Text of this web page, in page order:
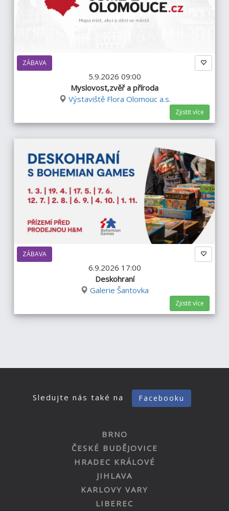
ZÁBAVA
5.9.2026 09:00
Myslovost,zvěř a příroda
Výstaviště Flora Olomouc a.s.
Zjistit více
ZÁBAVA
6.9.2026 17:00
Deskohraní
Galerie Šantovka
Zjistit více
Sledujte nás také na Facebooku
BRNO
ČESKÉ BUDĚJOVICE
HRADEC KRÁLOVÉ
JIHLAVA
KARLOVY VARY
LIBEREC